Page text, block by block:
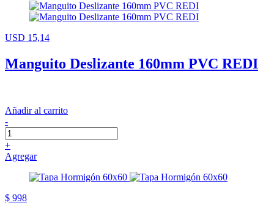
USD 15,14
Manguito Deslizante 160mm PVC REDI
Añadir al carrito
-
+
Agregar
$ 998